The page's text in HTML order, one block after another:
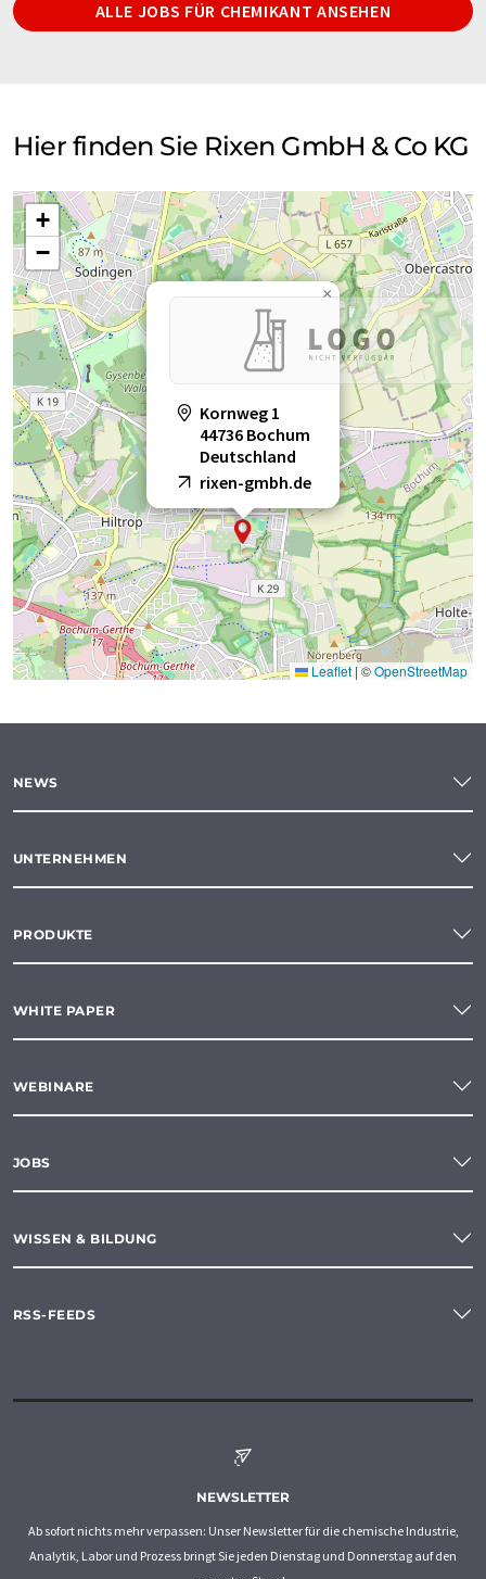
ALLE JOBS FÜR CHEMIKANT ANSEHEN
Hier finden Sie Rixen GmbH & Co KG
Kornweg 1
44736 Bochum
Deutschland
rixen-gmbh.de
×
+
−
Leaflet |©OpenStreetMap
NEWS
UNTERNEHMEN
PRODUKTE
WHITE PAPER
WEBINARE
JOBS
WISSEN & BILDUNG
RSS-FEEDS
NEWSLETTER
Ab sofort nichts mehr verpassen: Unser Newsletter für die chemische Industrie,
Analytik, Labor und Prozess bringt Sie jeden Dienstag und Donnerstag auf den